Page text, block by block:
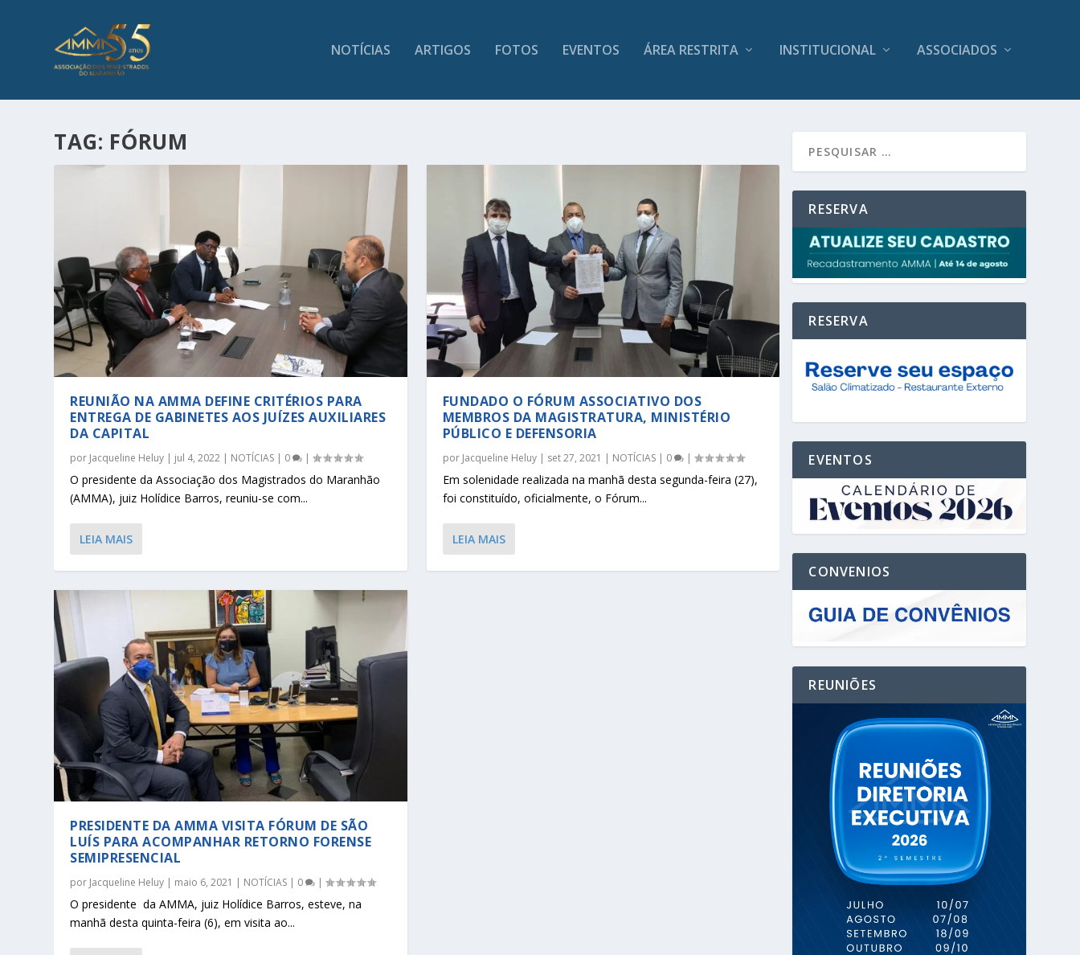
NOTÍCIAS ARTIGOS FOTOS EVENTOS ÁREA RESTRITA INSTITUCIONAL ASSOCIADOS
TAG: FÓRUM
REUNIÃO NA AMMA DEFINE CRITÉRIOS PARA
ENTREGA DE GABINETES AOS JUÍZES AUXILIARES
DA CAPITAL
por Jacqueline Heluy | jul 4, 2022 | NOTÍCIAS | 0 |
O presidente da Associação dos Magistrados do Maranhão
(AMMA), juiz Holídice Barros, reuniu-se com...
LEIA MAIS
PRESIDENTE DA AMMA VISITA FÓRUM DE SÃO
LUÍS PARA ACOMPANHAR RETORNO FORENSE
SEMIPRESENCIAL
por Jacqueline Heluy | maio 6, 2021 | NOTÍCIAS | 0 |
O presidente da AMMA, juiz Holídice Barros, esteve, na
manhã desta quinta-feira (6), em visita ao...
FUNDADO O FÓRUM ASSOCIATIVO DOS
MEMBROS DA MAGISTRATURA, MINISTÉRIO
PÚBLICO E DEFENSORIA
por Jacqueline Heluy| set 27, 2021 | NOTÍCIAS| 0 |
Em solenidade realizada na manhã desta segunda-feira (27),
foi constituído, oficialmente, o Fórum...
LEIA MAIS
RESERVA
RESERVA
EVENTOS
CONVENIOS
REUNIÕES